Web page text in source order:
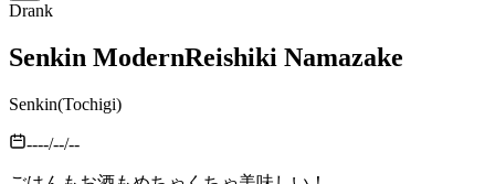
Drank
Senkin ModernReishiki Namazake
Senkin(Tochigi)
----/--/--